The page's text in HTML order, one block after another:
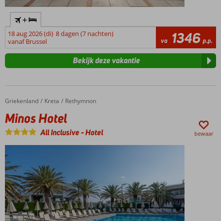
+
18 aug 2026 (di) 8 dagen (7 nachten)
vanaf Brussel
va 1346 p.p.
Bekijk deze vakantie
Home
Griekenland Kreta Rethymnon
Minos Hotel
Minos Hotel
All Inclusive-Hotel bewaar